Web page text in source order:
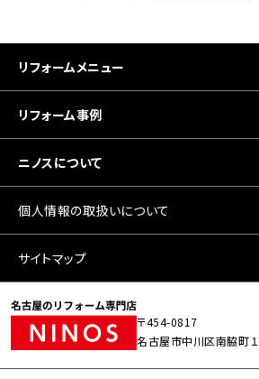
〒454-0817
名古屋市中川区南脇町１
リフォームメニュー
リフォーム事例
ニノスについて
個人情報の取扱いについて
サイトマップ